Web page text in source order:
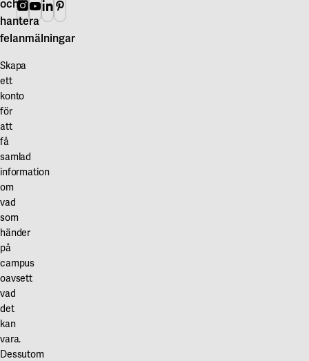
och
hantera
felanmälningar
Skapa
ett
konto
för
att
få
samlad
information
om
vad
som
händer
på
campus
oavsett
vad
det
kan
vara.
Dessutom
Instagram
Youtube
Linkedin
Pinterest